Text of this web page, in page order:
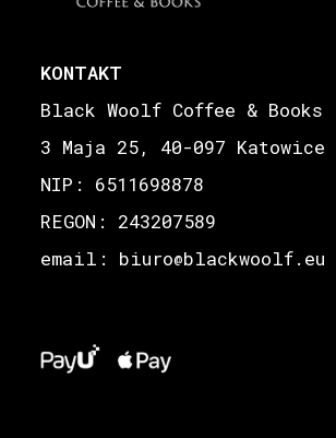
KONTAKT
Black Woolf Coffee & Books
3 Maja 25, 40-097 Katowice
NIP: 6511698878
REGON: 243207589
email: biuro@blackwoolf.eu